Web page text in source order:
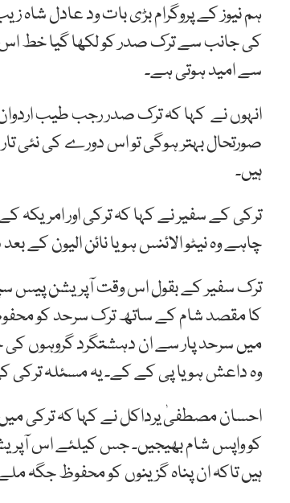
ہم نیوز کے پروگرام بڑی بات ود عادل
کی جانب سے ترک صدر کو لکھا گیا خط
سے امید ہوتی ہے۔
انہوں نے کہا کہ ترک صدر رجب طیب
صورتحال بہتر ہوگی تو اس دورے کی نئی
ہیں۔
چاہے وہ نیٹو الائنس ہو یا نائن الیون
ترک سفیر کے بقول اس وقت آپریشن پیس
کا مقصد شام کے ساتھ ترک سرحد کو
میں سرحد پار سے ان دہشتگرد گروہوں
وہ داعش ہو یا پی کے کے۔ یہ مسئلہ ترکی
کو واپس شام بھیجیں۔ جس کیلئے اس
ہیں تاکہ ان پناہ گزینوں کو محفوظ جگہ